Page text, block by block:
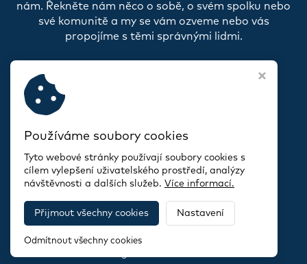
nám. Řekněte nám něco o sobě, o svém spolku nebo
své komunitě a my se vám ozveme nebo vás
propojíme s těmi správnými lidmi.
Informace o zpracování souborů cookies
Copyright © 2026,
Používáme soubory cookies
Tyto webové stránky používají soubory cookies s
cílem vylepšení uživatelského prostředí, analýzy
návštěvnosti a dalších služeb. Více informací.
Přijmout všechny cookies Nastavení
Odmítnout všechny cookies